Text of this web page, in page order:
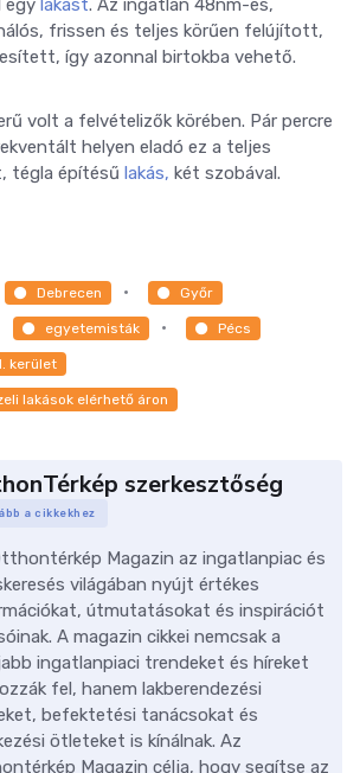
egy lakást. Az ingatlan 48nm-es,
frissen és teljes körűen felújított,
így azonnal birtokba vehető.
volt a felvételizők körében. Pár percre
helyen eladó ez a teljes
tégla építésű lakás, két szobával.
Debrecen Győr
egyetemisták Pécs
kerület
lakások elérhető áron
szerkesztőség
a cikkekhez
Magazin az ingatlanpiac és
világában nyújt értékes
útmutatásokat és inspirációt
A magazin cikkei nemcsak a
ingatlanpiaci trendeket és híreket
fel, hanem lakberendezési
befektetési tanácsokat és
ötleteket is kínálnak. Az
Magazin célja, hogy segítse az